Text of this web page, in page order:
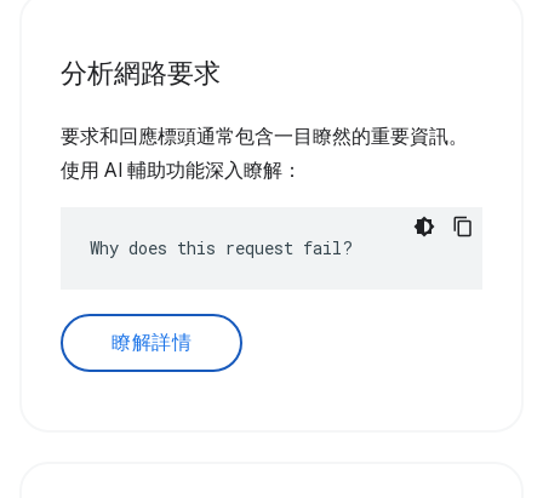
分析網路要求
要求和回應標頭通常包含一目瞭然的重要資訊。
使用 AI 輔助功能深入瞭解：
Why does this request fail?
瞭解詳情